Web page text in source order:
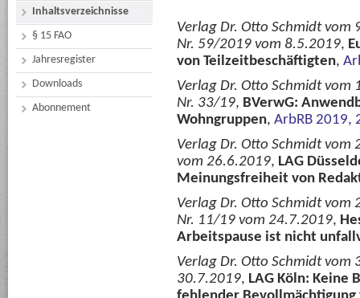
Inhaltsverzeichnisse
§ 15 FAO
Jahresregister
Downloads
Abonnement
Verlag Dr. Otto Schmidt vom
Nr. 59/2019 vom 8.5.2019,
von Teilzeitbeschäftigten,
Verlag Dr. Otto Schmidt vom
Nr. 33/19, BVerwG:
Wohngruppen, ArbRB 2019,
Verlag Dr. Otto Schmidt vom
vom 26.6.2019, LAG
Meinungsfreiheit von
Verlag Dr. Otto Schmidt vom
Nr. 11/19 vom 24.7.2019,
Arbeitspause ist nicht
Verlag Dr. Otto Schmidt vom
30.7.2019, LAG Köln: Keine